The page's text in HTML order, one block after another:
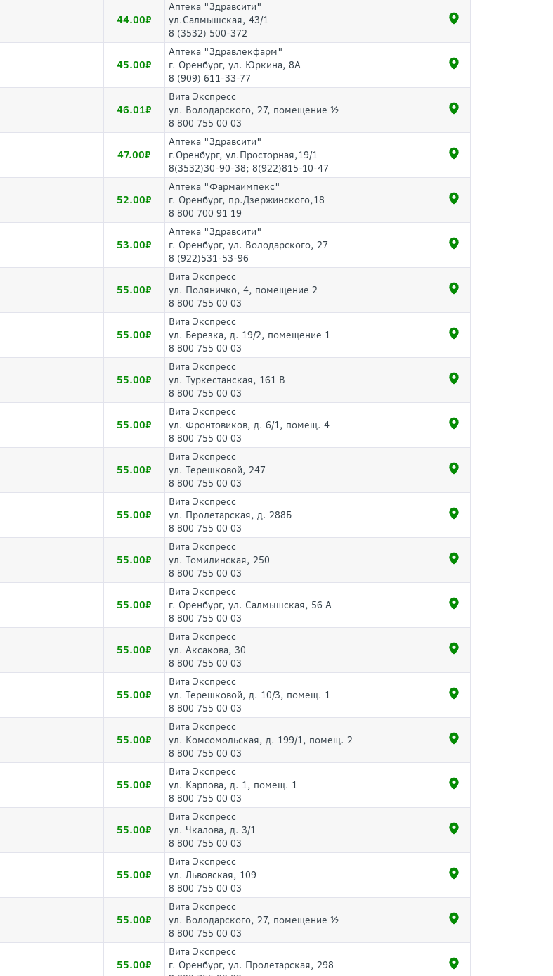
44.00
Аптека "Здравсити"
ул.Салмышская, 43/1
8 (3532) 500-372
45.00
Аптека "Здравлекфарм"
г. Оренбург, ул. Юркина, 8А
8 (909) 611-33-77
46.01
Вита Экспресс
ул. Володарского, 27, помещение ½
8 800 755 00 03
47.00
Аптека "Здравсити"
г.Оренбург, ул.Просторная,19/1
8(3532)30-90-38; 8(922)815-10-47
52.00
Аптека "Фармаимпекс"
г. Оренбург, пр.Дзержинского,18
8 800 700 91 19
53.00
Аптека "Здравсити"
г. Оренбург, ул. Володарского, 27
8 (922)531-53-96
55.00
Вита Экспресс
ул. Поляничко, 4, помещение 2
8 800 755 00 03
55.00
Вита Экспресс
ул. Березка, д. 19/2, помещение 1
8 800 755 00 03
55.00
Вита Экспресс
ул. Туркестанская, 161 В
8 800 755 00 03
55.00
Вита Экспресс
ул. Фронтовиков, д. 6/1, помещ. 4
8 800 755 00 03
55.00
Вита Экспресс
ул. Терешковой, 247
8 800 755 00 03
55.00
Вита Экспресс
ул. Пролетарская, д. 288Б
8 800 755 00 03
55.00
Вита Экспресс
ул. Томилинская, 250
8 800 755 00 03
55.00
Вита Экспресс
г. Оренбург, ул. Салмышская, 56 А
8 800 755 00 03
55.00
Вита Экспресс
ул. Аксакова, 30
8 800 755 00 03
55.00
Вита Экспресс
ул. Терешковой, д. 10/3, помещ. 1
8 800 755 00 03
55.00
Вита Экспресс
ул. Комсомольская, д. 199/1, помещ. 2
8 800 755 00 03
55.00
Вита Экспресс
ул. Карпова, д. 1, помещ. 1
8 800 755 00 03
55.00
Вита Экспресс
ул. Чкалова, д. 3/1
8 800 755 00 03
55.00
Вита Экспресс
ул. Львовская, 109
8 800 755 00 03
55.00
Вита Экспресс
ул. Володарского, 27, помещение ½
8 800 755 00 03
55.00
Вита Экспресс
г. Оренбург, ул. Пролетарская, 298